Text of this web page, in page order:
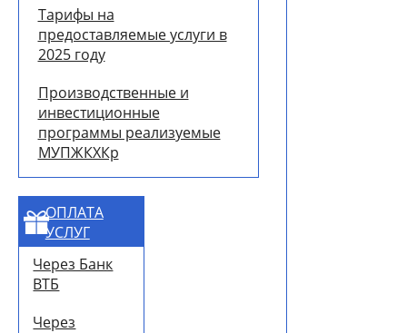
Тарифы на
предоставляемые услуги в
2025 году
Производственные и
инвестиционные
программы реализуемые
МУПЖКХКр
ОПЛАТА
УСЛУГ
Через Банк
ВТБ
Через